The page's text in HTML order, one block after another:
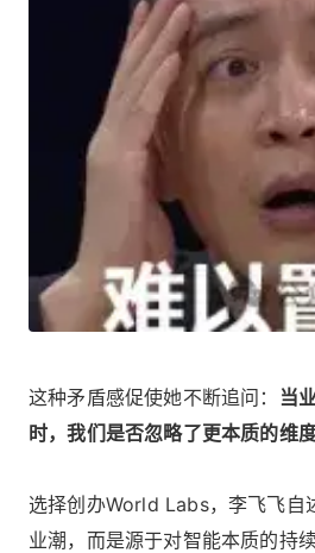
这种矛盾感促使她不断追问：
当
时，我们是否忽略了更本质的维度
选择创办World Labs，李飞飞自
业潮，而是源于对智能本质的持续